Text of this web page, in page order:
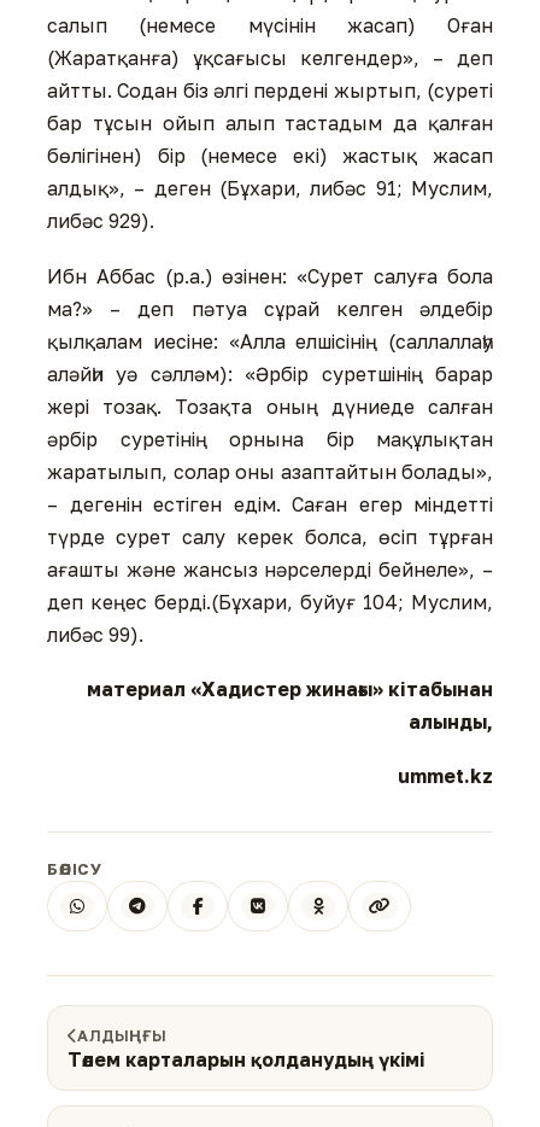
салып (немесе мүсінін жасап) Оған
(Жаратқанға) ұқсағысы келгендер», – деп
айтты. Содан біз әлгі пердені жыртып, (суреті
бар тұсын ойып алып тастадым да қалған
бөлігінен) бір (немесе екі) жастық жасап
алдық», – деген (Бұхари, либәс 91; Муслим,
либәс 929).
Ибн Аббас (р.а.) өзінен: «Сурет салуға бола
ма?» – деп пәтуа сұрай келген әлдебір
қылқалам иесіне: «Алла елшісінің (саллаллаһу
аләйһи уә сәлләм): «Әрбір суретшінің барар
жері тозақ. Тозақта оның дүниеде салған
әрбір суретінің орнына бір мақұлықтан
жаратылып, солар оны азаптайтын болады»,
– дегенін естіген едім. Саған егер міндетті
түрде сурет салу керек болса, өсіп тұрған
ағашты және жансыз нәрселерді бейнеле», –
деп кеңес берді.(Бұхари, буйуғ 104; Муслим,
либәс 99).
материал «Хадистер жинағы» кітабынан
алынды,
ummet.kz
БӨЛІСУ
АЛДЫҢҒЫ
Төлем карталарын қолданудың үкімі